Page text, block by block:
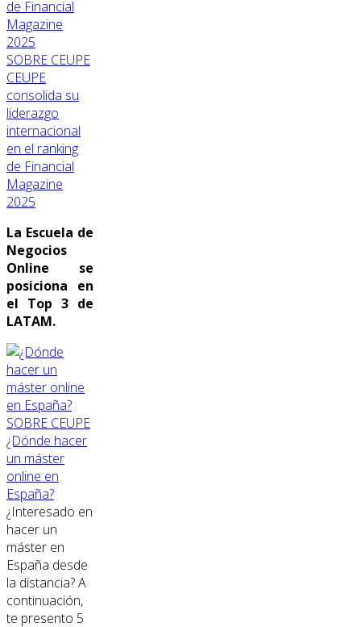
SOBRE CEUPE
CEUPE
consolida su
liderazgo
internacional
en el ranking
de Financial
Magazine
2025
La Escuela de
Negocios
Online se
posiciona en
el Top 3 de
LATAM.
SOBRE CEUPE
¿Dónde hacer
un máster
online en
España?
¿Interesado en
hacer un
máster en
España desde
la distancia? A
continuación,
te presento 5